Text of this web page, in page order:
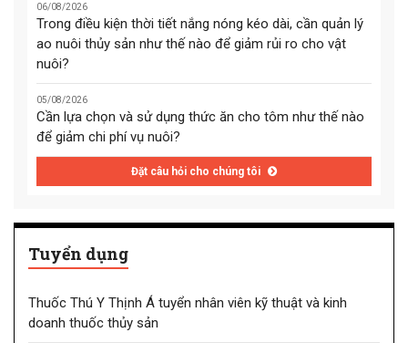
06/08/2026
Trong điều kiện thời tiết nắng nóng kéo dài, cần quản lý
ao nuôi thủy sản như thế nào để giảm rủi ro cho vật
nuôi?
05/08/2026
Cần lựa chọn và sử dụng thức ăn cho tôm như thế nào
để giảm chi phí vụ nuôi?
Đặt câu hỏi cho chúng tôi
Tuyển dụng
Thuốc Thú Y Thịnh Á tuyển nhân viên kỹ thuật và kinh
doanh thuốc thủy sản